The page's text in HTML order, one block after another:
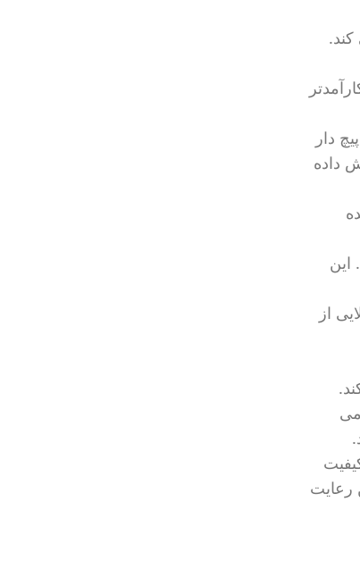
دار
داده
این
از
رعایت